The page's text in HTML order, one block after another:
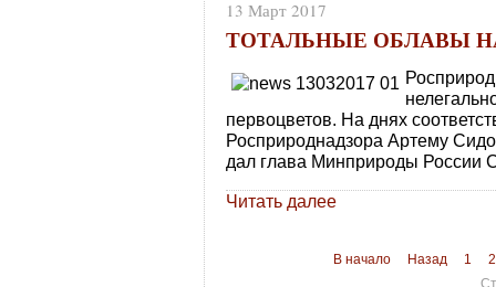
13 Март 2017
ТОТАЛЬНЫЕ ОБЛАВЫ
первоцветов. На днях
Росприроднадзора Артему
дал глава Минприроды России
Читать далее
В начало Назад 1
2